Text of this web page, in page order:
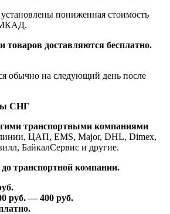
пониженная стоимость
МКАД.
товаров доставляются бесплатно.
обычно на следующий день после
СНГ
транспортными компаниями
ЦАП, EMS, Major, DHL, Dimex,
БайкалСервис и другие.
транспортной компании.
руб. —400 руб.